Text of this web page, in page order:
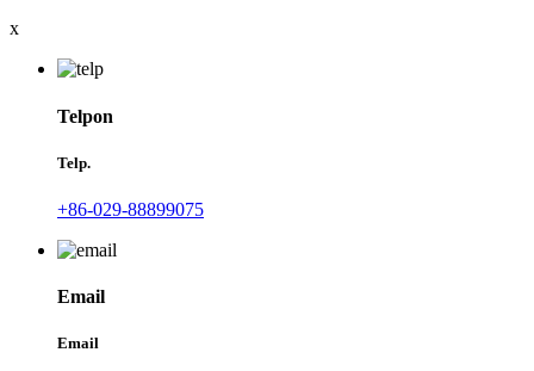
x
Telpon
Telp.
+86-029-88899075
Email
Email